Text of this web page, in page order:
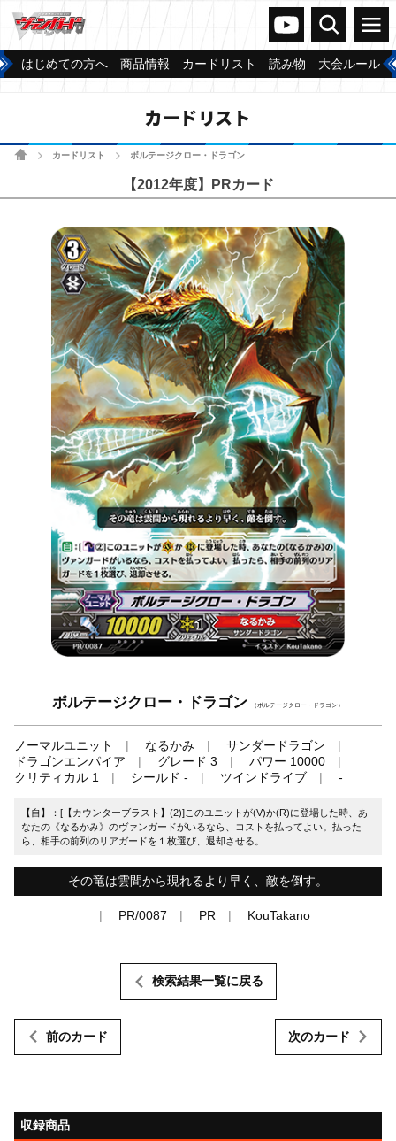
ヴァンガードch
検索 メニュー
はじめての方へ 商品情報 カードリスト 読み物 大会ルール
カードリスト
ホームカードリスト ボルテージクロー・ドラゴン
【2012年度】PRカード
ボルテージクロー・ドラゴン （ボルテージクロー・ドラゴン）
ノーマルユニット なるかみ
サンダードラゴン
ドラゴンエンパイア
グレード 3
パワー 10000
クリティカル 1
シールド - ツインドライブ -
【自】：[【カウンターブラスト】(2)]このユニットが(V)か(R)に登場した時、あ
なたの《なるかみ》のヴァンガードがいるなら、コストを払ってよい。払った
ら、相手の前列のリアガードを１枚選び、退却させる。
その竜は雲間から現れるより早く、敵を倒す。
PR/0087 PR KouTakano
前のカード
検索結果一覧に戻る
次のカード
収録商品